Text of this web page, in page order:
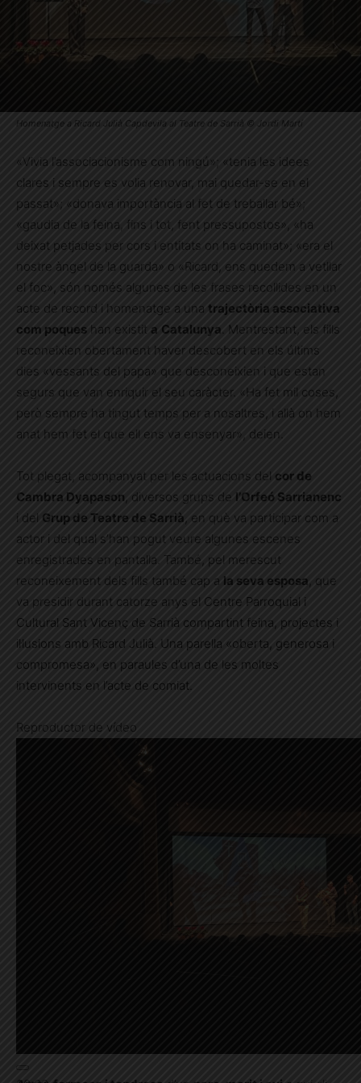
Homenatge a Ricard Julià Capdevila al Teatre de Sarrià © Jordi Martí
«Vivia l’associacionisme com ningú»; «tenia les idees
clares i sempre es volia renovar, mai quedar-se en el
passat»; «donava importància al fet de treballar bé»;
«gaudia de la feina, fins i tot, fent pressupostos», «ha
deixat petjades per cors i entitats on ha caminat»; «era el
nostre àngel de la guarda» o «Ricard, ens quedem a vetllar
el foc», són només algunes de les frases recollides en un
acte de record i homenatge a una trajectòria associativa
com poques han existit a Catalunya . Mentrestant, els fills
reconeixien obertament haver descobert en els últims
dies «vessants del papa» que desconeixien i que estan
segurs que van enriquir el seu caràcter. «Ha fet mil coses,
però sempre ha tingut temps per a nosaltres, i allà on hem
anat hem fet el que ell ens va ensenyar», deien.
Tot plegat, acompanyat per les actuacions del cor de
Cambra Dyapason , diversos grups de l’Orfeó Sarrianenc
i del
Grup de Teatre de Sarrià , en què va participar com a
actor i del qual s’han pogut veure algunes escenes
enregistrades en pantalla. També, pel merescut
reconeixement dels fills també cap a la seva esposa , que
va presidir durant catorze anys el Centre Parroquial i
Cultural Sant Vicenç de Sarrià compartint feina, projectes i
il·lusions amb Ricard Julià. Una parella «oberta, generosa i
compromesa», en paraules d’una de les moltes
intervinents en l’acte de comiat.
Reproductor de vídeo